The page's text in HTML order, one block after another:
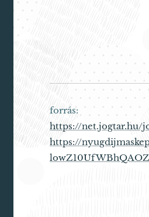
forrás:
https://net.jogtar.hu/
https://